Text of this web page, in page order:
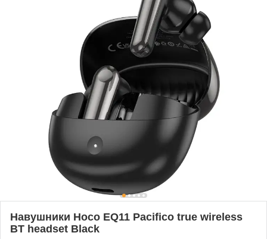
Навушники Hoco EQ11 Pacifico true wireless
BT headset Black